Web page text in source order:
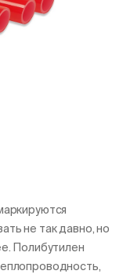
не так давно, но
Полибутилен